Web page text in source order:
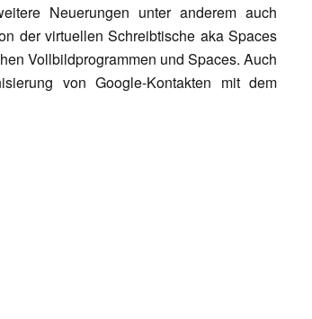
Neuerungen unter anderem auch
der virtuellen Schreibtische aka Spaces
Vollbildprogrammen und Spaces. Auch
von Google-Kontakten mit dem